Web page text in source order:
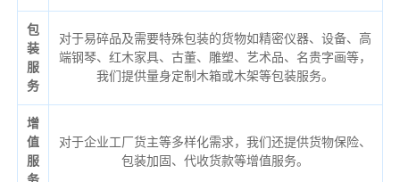
包
装
服
务
对于易碎品及需要特殊包装的货物如精密仪器、设备、高
端钢琴、红木家具、古董、雕塑、艺术品、名贵字画等，
我们提供量身定制木箱或木架等包装服务。
增
值
服
对于企业工厂货主等多样化需求，我们还提供货物保险、
包装加固、代收货款等增值服务。